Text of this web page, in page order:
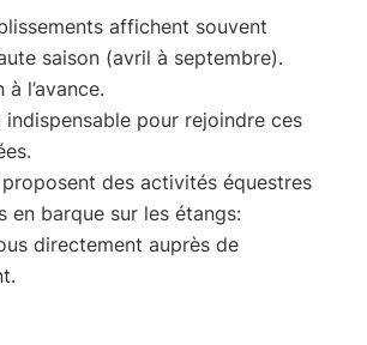
affichent souvent
saison (avril à septembre).
l’avance.
pour rejoindre ces
des activités équestres
en barque sur les étangs:
directement auprès de